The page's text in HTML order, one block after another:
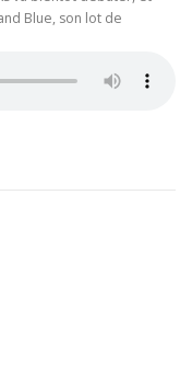
Blue, son lot de